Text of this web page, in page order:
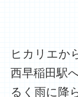
ヒカリエか
西早稲田駅
るく雨に降